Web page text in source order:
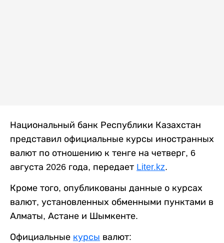
Национальный банк Республики Казахстан
представил официальные курсы иностранных
валют по отношению к тенге на четверг, 6
августа 2026 года, передает Liter.kz.
Кроме того, опубликованы данные о курсах
валют, установленных обменными пунктами в
Алматы, Астане и Шымкенте.
Официальные курсы валют: